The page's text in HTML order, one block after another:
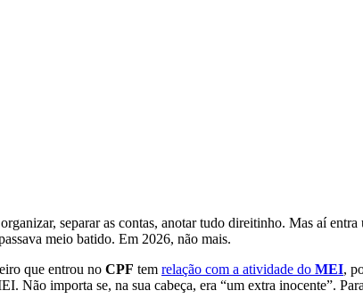
separar as contas, anotar tudo direitinho. Mas aí
meio batido. Em 2026, não mais.
que entrou no CPF tem relação com a atividade do MEI,
Não importa se, na sua cabeça, era “um extra inocente”.